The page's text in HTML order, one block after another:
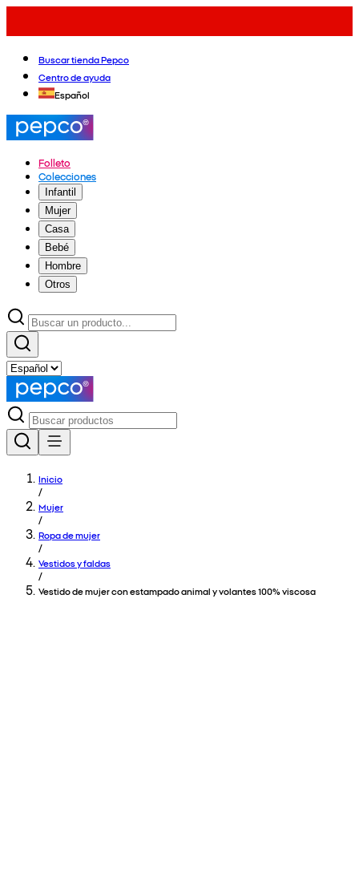
Buscar tienda Pepco
Centro de ayuda
Español
Folleto
Colecciones
Infantil
Mujer
Casa
Bebé
Hombre
Otros
Inicio
/
Mujer
/
Ropa de mujer
/
Vestidos y faldas
/
Vestido de mujer con estampado animal y volantes 100% viscosa